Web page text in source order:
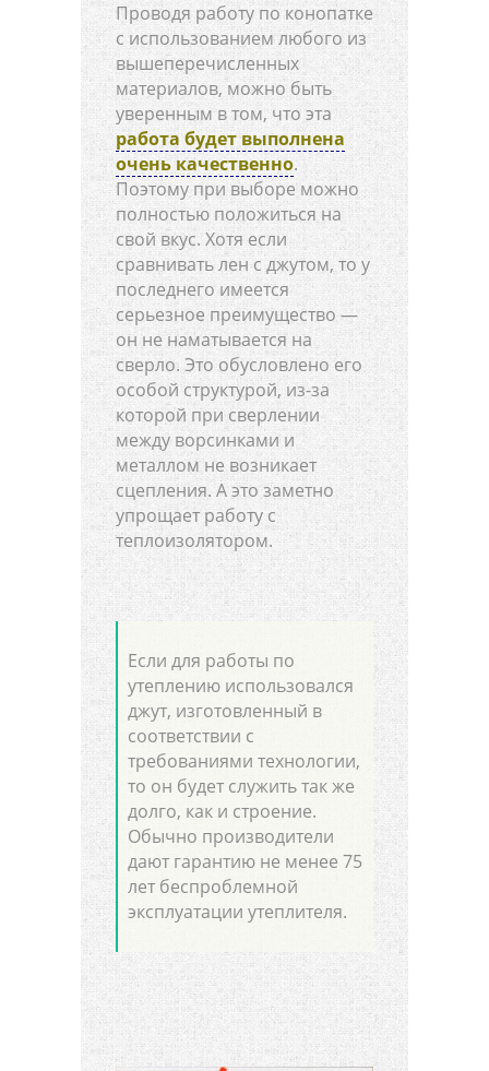
Проводя работу по конопатке
с использованием любого из
вышеперечисленных
материалов, можно быть
уверенным в том, что эта
работа будет выполнена
очень качественно.
Поэтому при выборе можно
полностью положиться на
свой вкус. Хотя если
сравнивать лен с джутом, то у
последнего имеется
серьезное преимущество —
он не наматывается на
сверло. Это обусловлено его
особой структурой, из-за
которой при сверлении
между ворсинками и
металлом не возникает
сцепления. А это заметно
упрощает работу с
теплоизолятором.
Если для работы по
утеплению использовался
джут, изготовленный в
соответствии с
требованиями технологии,
то он будет служить так же
долго, как и строение.
Обычно производители
дают гарантию не менее 75
лет беспроблемной
эксплуатации утеплителя.